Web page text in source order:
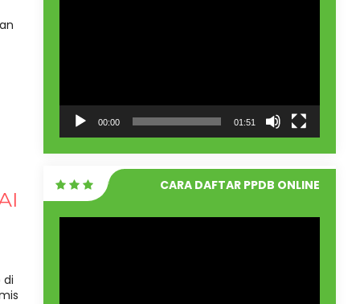
di
00:00 01:51
CARA DAFTAR PPDB ONLINE